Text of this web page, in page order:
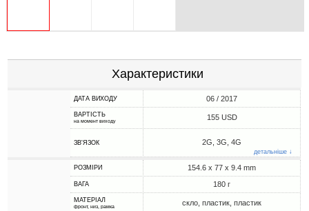
Характеристики
ДАТА ВИХОДУ 06 / 2017
ВАРТІСТЬ
на момент виходу 155 USD
ЗВ'ЯЗОК 2G, 3G, 4G
детальніше ↓
РОЗМІРИ 154.6 x 77 x 9.4 mm
ВАГА 180 г
МАТЕРІАЛ
фронт, низ, рамка скло, пластик, пластик